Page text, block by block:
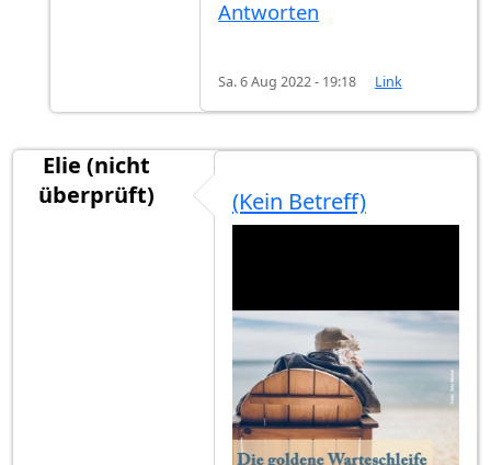
Antworten
Sa. 6 Aug 2022 - 19:18 Link
Elie (nicht
überprüft)
(Kein Betreff)